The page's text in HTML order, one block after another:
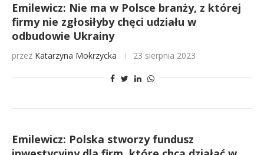
Emilewicz: Nie ma w Polsce branży, z której
firmy nie zgłosiłyby chęci udziału w
odbudowie Ukrainy
przez Katarzyna Mokrzycka 23 sierpnia 2023
Emilewicz: Polska stworzy fundusz